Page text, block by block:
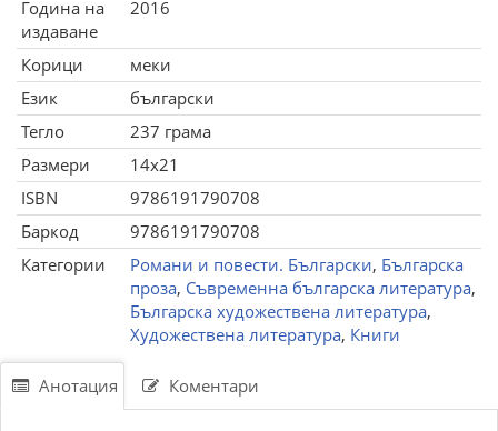
Година на
издаване
2016
Корици
меки
Език
български
Тегло
237 грама
Размери
14x21
ISBN
9786191790708
Баркод
9786191790708
Категории
Романи и повести. Български, Българска
проза, Съвременна българска литература,
Българска художествена литература,
Художествена литература, Книги
Анотация Коментари